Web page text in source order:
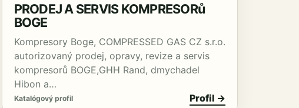
PRODEJ A SERVIS KOMPRESORů
BOGE
Kompresory Boge, COMPRESSED GAS CZ s.r.o.
autorizovaný prodej, opravy, revize a servis
kompresorů BOGE,GHH Rand, dmychadel
Hibon a…
Katalógový profil Profil →